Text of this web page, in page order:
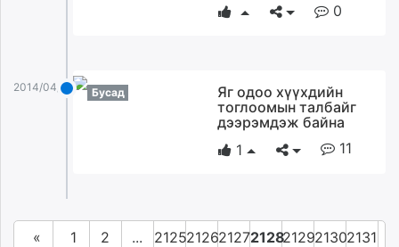
0
2014/04/28 Бусад
Яг одоо хүүхдийн
тоглоомын талбайг
дээрэмдэж байна
1
11
« 1 2 ... 2125212621272128212921302131